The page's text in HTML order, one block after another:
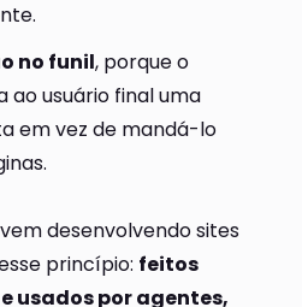
no funil, porque o
ao usuário final uma
em vez de mandá-lo
desenvolvendo sites
princípio: feitos
usados por agentes,